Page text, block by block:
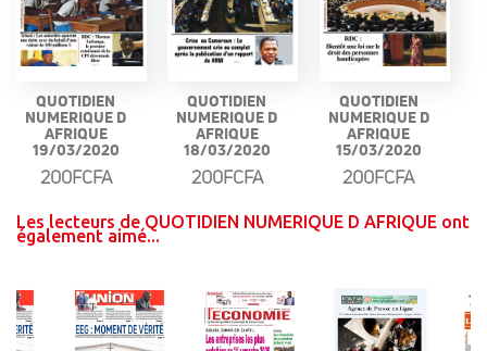
QUOTIDIEN
NUMERIQUE D
AFRIQUE
19/03/2020
200FCFA
QUOTIDIEN
NUMERIQUE D
AFRIQUE
18/03/2020
200FCFA
QUOTIDIEN
NUMERIQUE D
AFRIQUE
15/03/2020
200FCFA
Les lecteurs de QUOTIDIEN NUMERIQUE D AFRIQUE ont
également aimé...